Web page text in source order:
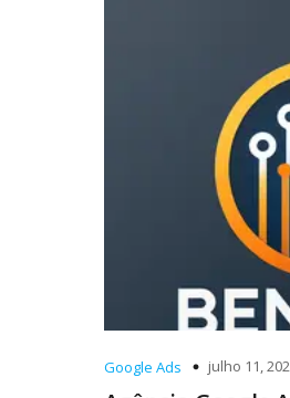
Google Ads julho 11,